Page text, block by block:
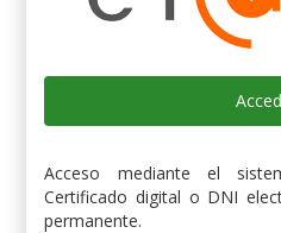
Acceso mediante el
Certificado digital o DNI
permanente.